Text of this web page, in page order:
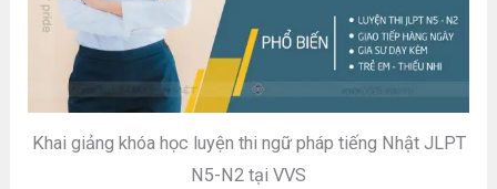
Khai giảng khóa học luyện thi ngữ pháp tiếng Nhật JLPT
N5-N2 tại VVS